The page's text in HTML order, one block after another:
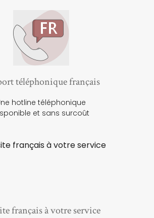
téléphonique français
hotline téléphonique
et sans surcoût
français à votre service